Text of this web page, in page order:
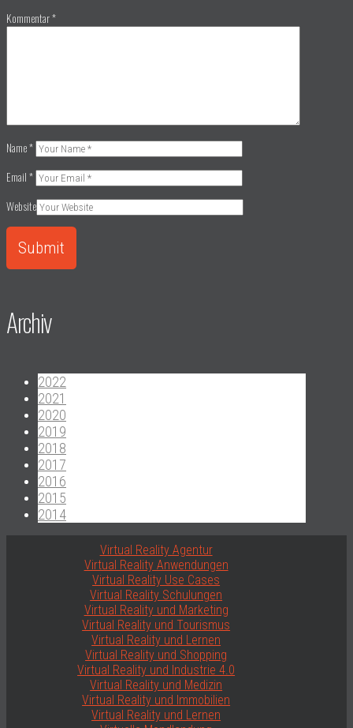
Kommentar*
Name*
Email*
Website
Archiv
2022
2021
2020
2019
2018
2017
2016
2015
2014
Virtual Reality Agentur
Virtual Reality Anwendungen
Virtual Reality Use Cases
Virtual Reality Schulungen
Virtual Reality und Marketing
Virtual Reality und Tourismus
Virtual Reality und Lernen
Virtual Reality und Shopping
Virtual Reality und Industrie 4.0
Virtual Reality und Medizin
Virtual Reality und Immobilien
Virtual Reality und Lernen